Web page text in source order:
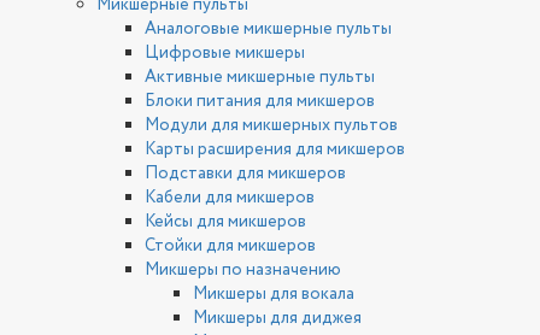
Микшерные пульты
Аналоговые микшерные пульты
Цифровые микшеры
Активные микшерные пульты
Блоки питания для микшеров
Модули для микшерных пультов
Карты расширения для микшеров
Подставки для микшеров
Кабели для микшеров
Кейсы для микшеров
Стойки для микшеров
Микшеры по назначению
Микшеры для вокала
Микшеры для диджея